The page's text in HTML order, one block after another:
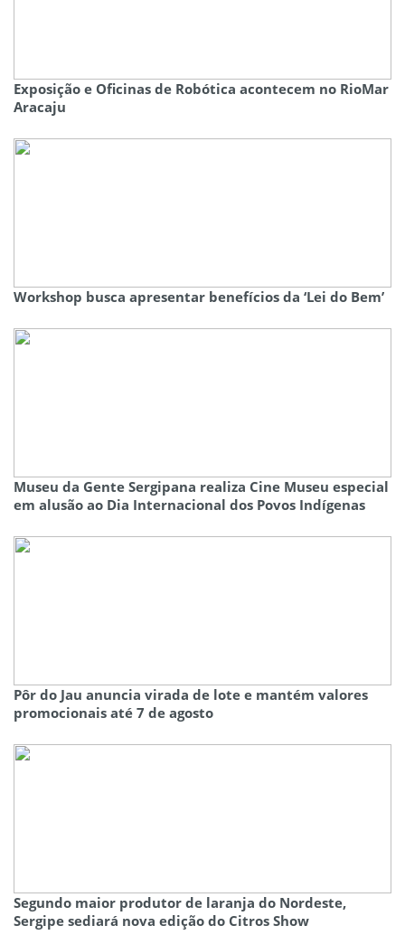
Exposição e Oficinas de Robótica acontecem no RioMar
Aracaju
Workshop busca apresentar benefícios da ‘Lei do Bem’
Museu da Gente Sergipana realiza Cine Museu especial
em alusão ao Dia Internacional dos Povos Indígenas
Pôr do Jau anuncia virada de lote e mantém valores
promocionais até 7 de agosto
Segundo maior produtor de laranja do Nordeste,
Sergipe sediará nova edição do Citros Show